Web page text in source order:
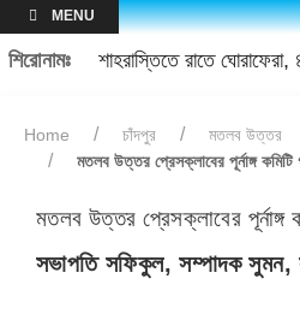
MENU
শিরোনামঃ শাহরাস্তিতে রাতে
Home চাঁদপুর
মতলব উত্তর
মতলব উত্তর প্রেসক্লাবের পূর্নাঙ্গ কমিটি
মতলব উত্তর প্রেসক্লাবের পূর্নাঙ্গ
সভাপতি সফিকুল, সম্পাদক সুমন,